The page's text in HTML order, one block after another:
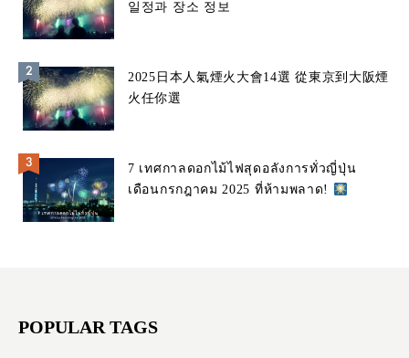
일정과 장소 정보
2025日本人氣煙火大會14選 從東京到大阪煙
火任你選
7 เทศกาลดอกไม้ไฟสุดอลังการทั่วญี่ปุ่น
เดือนกรกฎาคม 2025 ที่ห้ามพลาด!
POPULAR TAGS